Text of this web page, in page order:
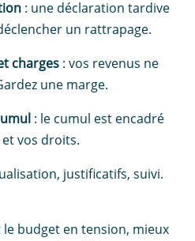
: une déclaration tardive
un rattrapage.
charges : vos revenus ne
une marge.
: le cumul est encadré
vos droits.
justificatifs, suivi.
le budget en tension, mieux